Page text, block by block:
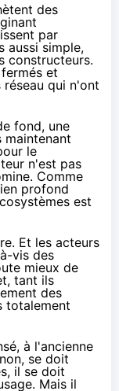
des
par
aussi simple,
constructeurs.
et
qui n'ont
fond, une
maintenant
le
n'est pas
Comme
profond
est
Et les acteurs
vis des
mieux de
tant ils
des
totalement
à l'ancienne
se doit
il se doit
Mais il